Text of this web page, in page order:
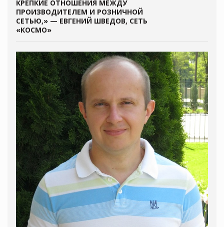
КРЕПКИЕ ОТНОШЕНИЯ МЕЖДУ
ПРОИЗВОДИТЕЛЕМ И РОЗНИЧНОЙ
СЕТЬЮ,» — ЕВГЕНИЙ ШВЕДОВ, СЕТЬ
«КОСМО»